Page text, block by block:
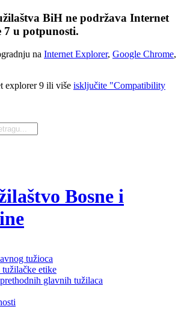
BiH ne podržava Internet
u potpunosti.
na Internet Explorer, Google Chrome,
explorer 9 ili više isključite "Compatibility
Bosne i
tužioca
etike
glavnih tužilaca